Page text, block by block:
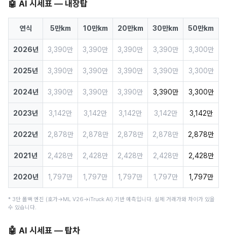
🤖 AI 시세표 — 내장탑
연식 5만km 10만km 20만km 30만km 50만km
2026년 3,390만 3,390만 3,390만 3,390만 3,300만
2025년 3,390만 3,390만 3,390만 3,390만 3,300만
2024년 3,390만 3,390만 3,390만 3,390만 3,300만
2023년 3,142만 3,142만 3,142만 3,142만 3,142만
2022년 2,878만 2,878만 2,878만 2,878만 2,878만
2021년 2,428만 2,428만 2,428만 2,428만 2,428만
2020년 1,797만 1,797만 1,797만 1,797만 1,797만
* 3단 폴백 엔진 (호가→ML V26→iTruck AI) 기반 예측입니다. 실제 거래가와 차이가 있을
수 있습니다.
🤖 AI 시세표 — 탑차